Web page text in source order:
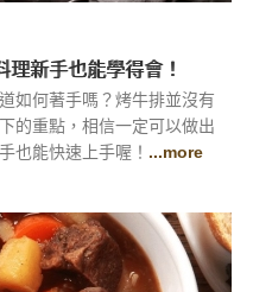
新手也能學得會！
如何著手嗎？烤牛排並沒有
的重點，相信一定可以做出
也能快速上手喔！ ...more